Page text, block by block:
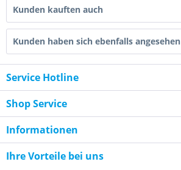
Kunden kauften auch
Kunden haben sich ebenfalls angesehen
Service Hotline
Shop Service
Informationen
Ihre Vorteile bei uns